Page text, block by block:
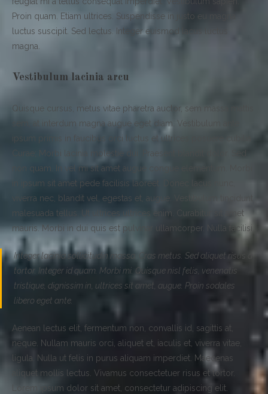
Proin quam. Etiam ultrices. Suspendisse in justo eu magna
luctus suscipit. Sed lectus. Integer euismod lacus luctus
magna.
Vestibulum lacinia arcu
Quisque cursus, metus vitae pharetra auctor, sem massa mattis
sem, at interdum magna augue eget diam. Vestibulum ante
ipsum primis in faucibus orci luctus et ultrices posuere cubilia
Curae; Morbi lacinia molestie dui. Praesent blandit dolor. Sed
non quam. In vel mi sit amet augue congue elementum. Morbi
in ipsum sit amet pede facilisis laoreet. Donec lacus nunc,
viverra nec, blandit vel, egestas et, augue. Vestibulum tincidunt
malesuada tellus. Ut ultrices ultrices enim. Curabitur sit amet
mauris. Morbi in dui quis est pulvinar ullamcorper. Nulla facilisi.
Integer lacinia sollicitudin massa. Cras metus. Sed aliquet risus a
tortor. Integer id quam. Morbi mi. Quisque nisl felis, venenatis
tristique, dignissim in, ultrices sit amet, augue. Proin sodales
libero eget ante.
Aenean lectus elit, fermentum non, convallis id, sagittis at,
neque. Nullam mauris orci, aliquet et, iaculis et, viverra vitae,
ligula. Nulla ut felis in purus aliquam imperdiet. Maecenas
aliquet mollis lectus. Vivamus consectetuer risus et tortor.
Lorem ipsum dolor sit amet, consectetur adipiscing elit.